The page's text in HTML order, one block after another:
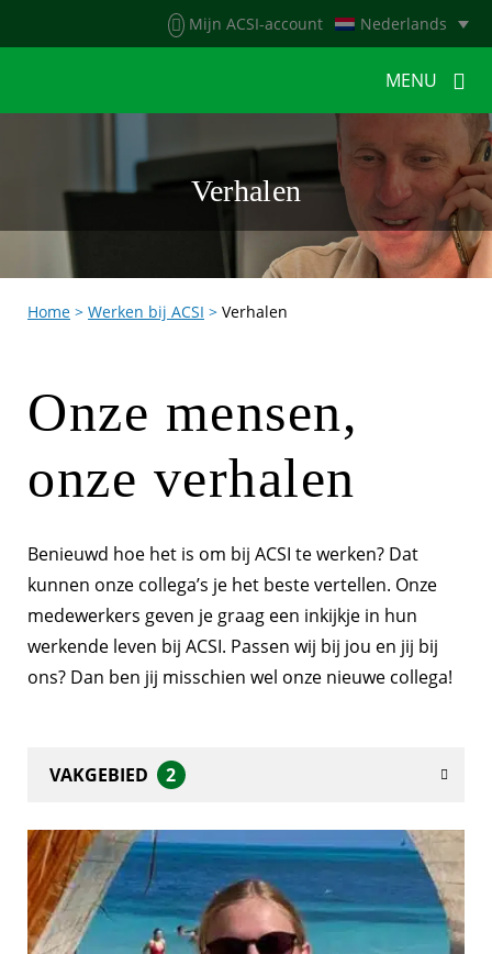
Mijn ACSI-account Nederlands
MENU
HOME
VOOR KAMPEERDERS
VOOR CAMPINGSKAMPEERNIEUWS
Verhalen
Home > Werken bij ACSI > Verhalen
Onze mensen,
onze verhalen
Benieuwd hoe het is om bij ACSI te werken? Dat
kunnen onze collega’s je het beste vertellen. Onze
medewerkers geven je graag een inkijkje in hun
werkende leven bij ACSI. Passen wij bij jou en jij bij
ons? Dan ben jij misschien wel onze nieuwe collega!
VAKGEBIED 2